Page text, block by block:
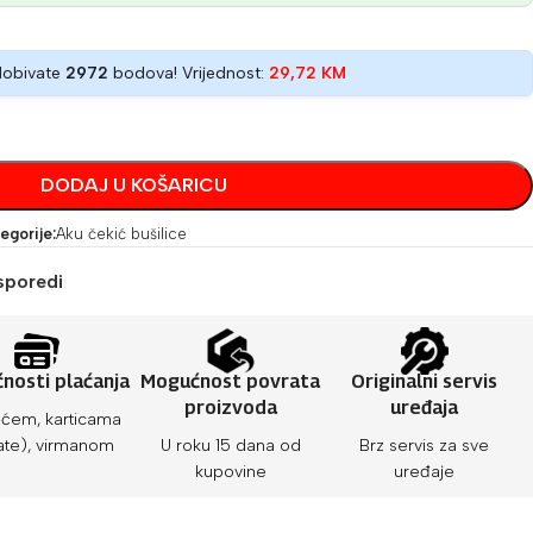
2972 bodova! Vrijednost: 29,72 KM
DODAJ U KOŠARICU
Aku čekić bušilice
plaćanja
karticama
virmanom
Mogućnost povrata
proizvoda
U roku 15 dana od
kupovine
Originalni servis
uređaja
Brz servis za sve
uređaje